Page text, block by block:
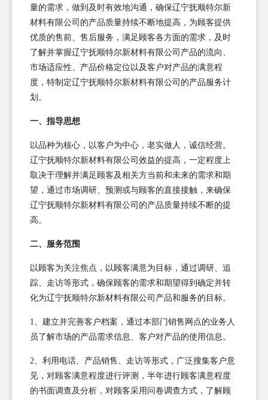
量的需求，做到及时有效地沟通，确保辽宁抚顺特尔新
材料有限公司的产品质量持续不断地提高，为顾客提供
优质的售前、售后服务，满足顾客各方面的需求，及时
了解并掌握辽宁抚顺特尔新材料有限公司产品的流向、
市场适应性、产品价格定位以及客户对产品的满意程
度，特制定辽宁抚顺特尔新材料有限公司的产品服务计
划。
一、指导思想
以品种为核心，以客户为中心，老实做人，诚信经营。
辽宁抚顺特尔新材料有限公司效益的提高，一定程度上
取决于理解并满足顾客及相关方当前和未来的需求和期
望，通过市场调研、预测或与顾客的直接接触，来确保
辽宁抚顺特尔新材料有限公司的产品质量持续不断的提
高。
二、服务范围
以顾客为关注焦点，以顾客满意为目标，通过调研、追
踪、走访等形式，确保顾客的需求和期望得到确定并转
化为辽宁抚顺特尔新材料有限公司产品和服务的目标。
1、建立并完善客户档案，通过本部门销售网点的业务人
员了解市场的产品需求信息、客户对产品的使用信息。
2、利用电话、产品销售、走访等形式，广泛搜集客户意
见，对顾客满意程度进行评测，半年进行顾客满意程度
的书面调查及分析，对顾客采用问卷调查方式，了解顾